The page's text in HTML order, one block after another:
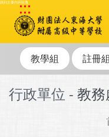
跳到主要內容區塊
:::
教學組 註冊組
行政單位 - 教務